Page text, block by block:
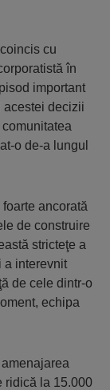
cu
în
important
acestei decizii
o de-a lungul
ancorată
de construire
stricteţe a
a interevnit
de cele dintr-o
echipa
ridică la 15.000